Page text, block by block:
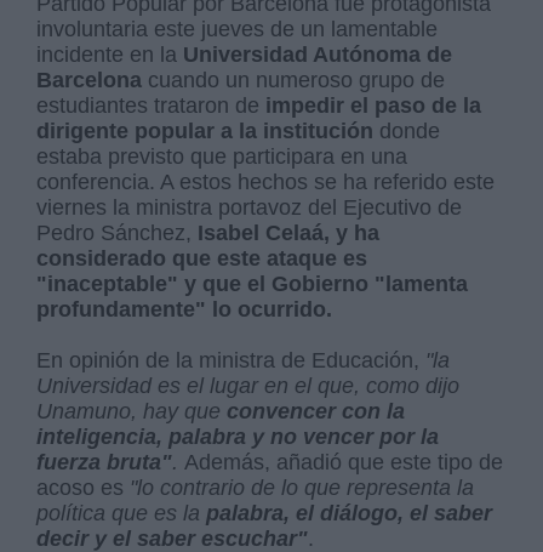
involuntaria este jueves de un lamentable
incidente en la Universidad Autónoma de
Barcelona cuando un numeroso grupo de
estudiantes trataron de impedir el paso de la
dirigente popular a la institución donde
estaba previsto que participara en una
conferencia. A estos hechos se ha referido este
viernes la ministra portavoz del Ejecutivo de
Pedro Sánchez, Isabel Celaá, y ha
considerado que este ataque es
"inaceptable" y que el Gobierno "lamenta
profundamente" lo ocurrido.
En opinión de la ministra de Educación, "la
Universidad es el lugar en el que, como dijo
Unamuno, hay que convencer con la
inteligencia, palabra y no vencer por la
fuerza bruta". Además, añadió que este tipo de
acoso es "lo contrario de lo que representa la
política que es la palabra, el diálogo, el saber
decir y el saber escuchar".